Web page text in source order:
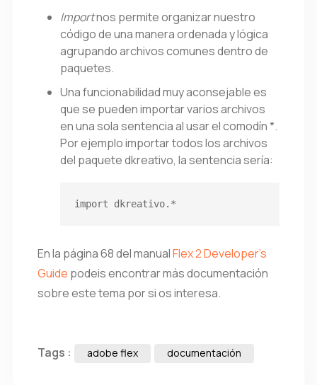
Importnos permite organizar nuestro
código de una manera ordenada y lógica
agrupando archivos comunes dentro de
paquetes.
Una funcionabilidad muy aconsejable es
que se pueden importar varios archivos
en una sola sentencia al usar el comodín *.
Por ejemplo importar todos los archivos
del paquete dkreativo, la sentencia sería:
import dkreativo.*
En la página 68 del manualFlex 2 Developer’s
Guide podeis encontrar más documentación
sobre este tema por si os interesa.
Tags : adobe flex documentación